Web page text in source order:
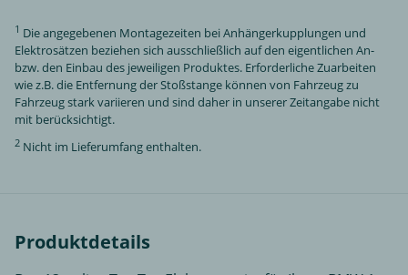
1 Die angegebenen Montagezeiten bei Anhängerkupplungen und
Elektrosätzen beziehen sich ausschließlich auf den eigentlichen An-
bzw. den Einbau des jeweiligen Produktes. Erforderliche Zuarbeiten
wie z.B. die Entfernung der Stoßstange können von Fahrzeug zu
Fahrzeug stark variieren und sind daher in unserer Zeitangabe nicht
mit berücksichtigt.
2 Nicht im Lieferumfang enthalten.
Produktdetails